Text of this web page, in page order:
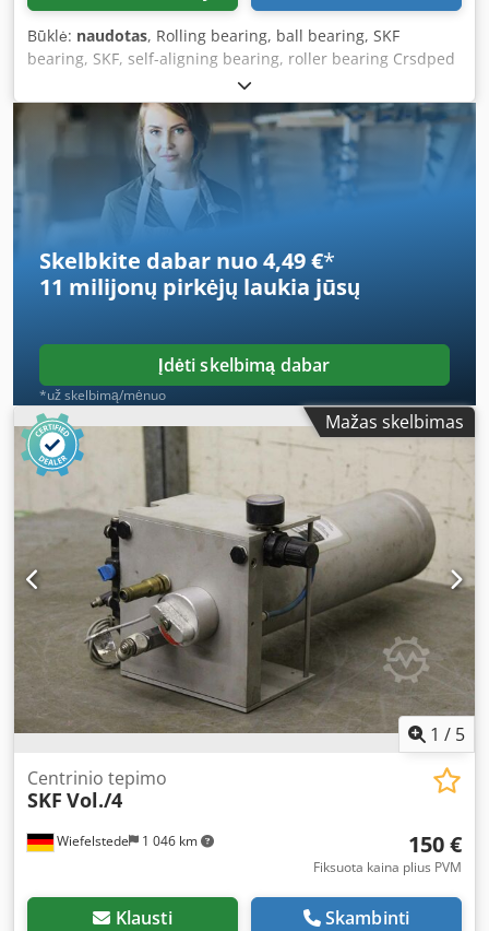
Būklė: naudotas, Rolling bearing, ball bearing, SKF
bearing, SKF, self-aligning bearing, roller bearing Crsdped
Nw H Aofx Adyef -Type: 24056 CC/W33 -Lubrication groove
-Bore: Ø 280 mm -Outer diameter: 420 mm -Width: 140
mm -Weight: 74 kg
Skelbkite dabar nuo 4,49 €*
11 milijonų pirkėjų laukia jūsų
Įdėti skelbimą dabar
*už skelbimą/mėnuo
Mažas skelbimas
1 / 5
Wiefelstede 1 046 km
Centrinio tepimo
SKF Vol./4
150 €
Fiksuota kaina plius PVM
Klausti Skambinti